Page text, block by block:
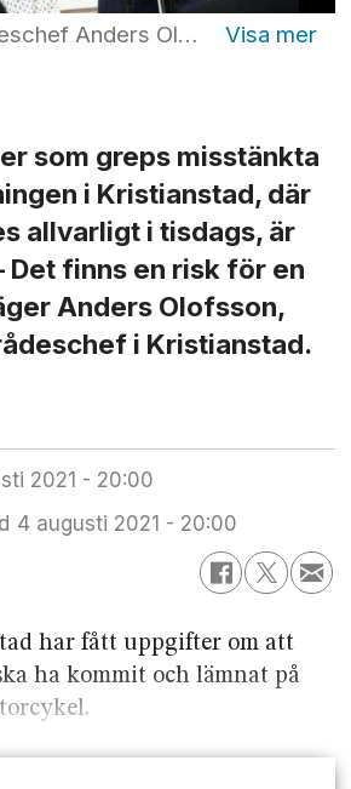
och Erika Wetterlöf, tillförordnad polisområdeschef i nordöstra Skåne. Foto: Johan Nilsson/TT
som greps misstänkta
i Kristianstad, där
allvarligt i tisdags, är
Det finns en risk för en
Anders Olofsson,
i Kristianstad.
2021 - 20:00
4 augusti 2021 - 20:00
har fått uppgifter om att
ha kommit och lämnat på